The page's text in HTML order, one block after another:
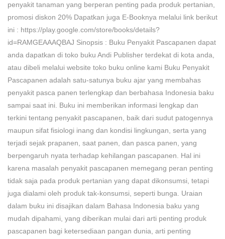
penyakit tanaman yang berperan penting pada produk pertanian,
promosi diskon 20% Dapatkan juga E-Booknya melalui link berikut
ini : https://play.google.com/store/books/details?
id=RAMGEAAAQBAJ Sinopsis : Buku Penyakit Pascapanen dapat
anda dapatkan di toko buku Andi Publisher terdekat di kota anda,
atau dibeli melalui website toko buku online kami Buku Penyakit
Pascapanen adalah satu-satunya buku ajar yang membahas
penyakit pasca panen terlengkap dan berbahasa Indonesia baku
sampai saat ini. Buku ini memberikan informasi lengkap dan
terkini tentang penyakit pascapanen, baik dari sudut patogennya
maupun sifat fisiologi inang dan kondisi lingkungan, serta yang
terjadi sejak prapanen, saat panen, dan pasca panen, yang
berpengaruh nyata terhadap kehilangan pascapanen. Hal ini
karena masalah penyakit pascapanen memegang peran penting
tidak saja pada produk pertanian yang dapat dikonsumsi, tetapi
juga dialami oleh produk tak-konsumsi, seperti bunga. Uraian
dalam buku ini disajikan dalam Bahasa Indonesia baku yang
mudah dipahami, yang diberikan mulai dari arti penting produk
pascapanen bagi ketersediaan pangan dunia, arti penting